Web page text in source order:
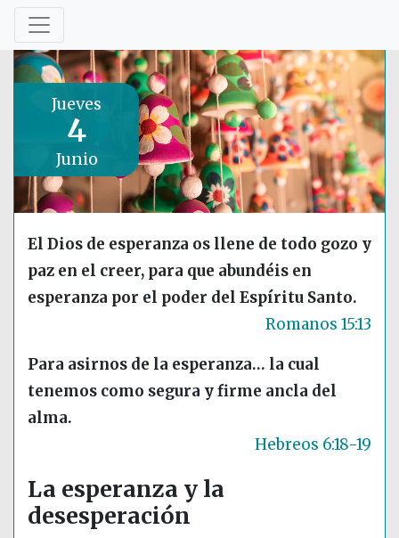
Jueves
4
Junio
El Dios de esperanza os llene de todo gozo y
paz en el creer, para que abundéis en
esperanza por el poder del Espíritu Santo.
Romanos 15:13
Para asirnos de la esperanza… la cual
tenemos como segura y firme ancla del
alma.
Hebreos 6:18-19
La esperanza y la
desesperación